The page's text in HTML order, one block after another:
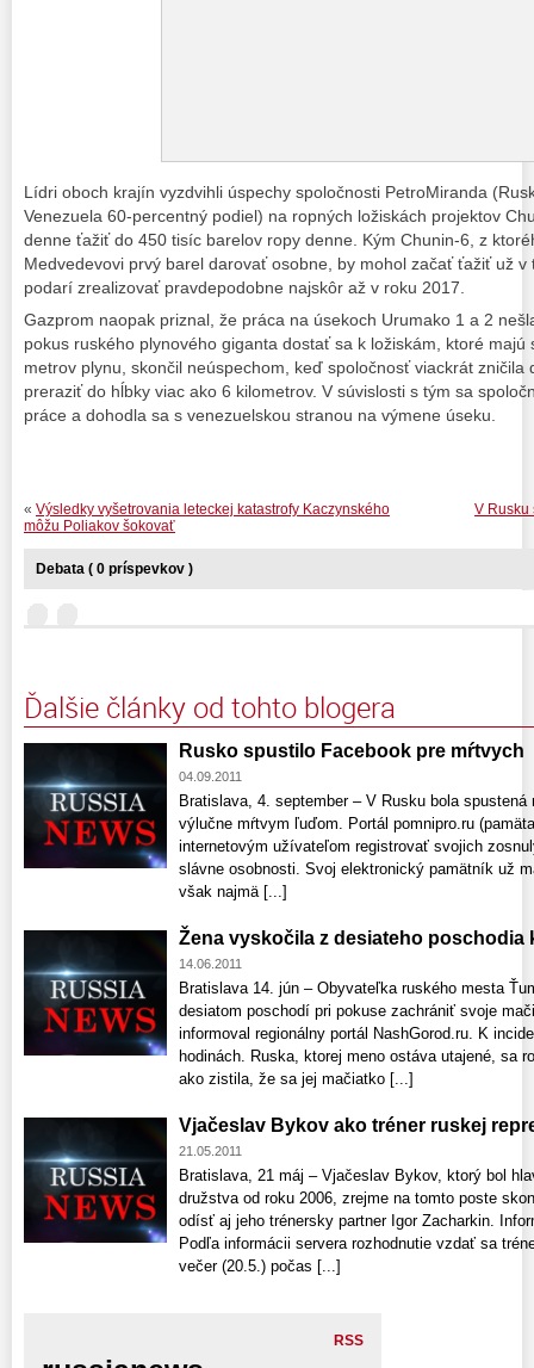
Lídri oboch krajín vyzdvihli úspechy spoločnosti PetroMiranda
Venezuela 60-percentný podiel) na ropných ložiskách projektov
denne ťažiť do 450 tisíc barelov ropy denne. Kým Chunin-6, z
Medvedevovi prvý barel darovať osobne, by mohol začať ťažiť už
podarí zrealizovať pravdepodobne najskôr až v roku 2017.
Gazprom naopak priznal, že práca na úsekoch Urumako 1 a 2
pokus ruského plynového giganta dostať sa k ložiskám, ktoré
metrov plynu, skončil neúspechom, keď spoločnosť viackrát zničila
preraziť do hĺbky viac ako 6 kilometrov. V súvislosti s tým sa
práce a dohodla sa s venezuelskou stranou na výmene úseku.
V Rusku
« Výsledky vyšetrovania leteckej katastrofy Kaczynského
môžu Poliakov šokovať
Debata ( 0 príspevkov )
Ďalšie články od tohto blogera
Rusko spustilo Facebook pre mŕtvych
04.09.2011
Bratislava, 4. september – V Rusku bola
výlučne mŕtvym ľuďom. Portál pomnipro.ru
internetovým užívateľom registrovať svojich
slávne osobnosti. Svoj elektronický pamätník už
však najmä [...]
Žena vyskočila z desiateho poschodia
14.06.2011
Bratislava 14. jún – Obyvateľka ruského mesta
desiatom poschodí pri pokuse zachrániť svoje
informoval regionálny portál NashGorod.ru. K
hodinách. Ruska, ktorej meno ostáva utajené, sa
ako zistila, že sa jej mačiatko [...]
Vjačeslav Bykov ako tréner ruskej
21.05.2011
Bratislava, 21 máj – Vjačeslav Bykov, ktorý bol
družstva od roku 2006, zrejme na tomto poste
odísť aj jeho trénersky partner Igor Zacharkin.
Podľa informácii servera rozhodnutie vzdať sa
večer (20.5.) počas [...]
RSS